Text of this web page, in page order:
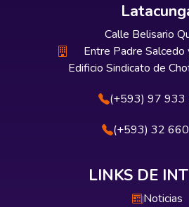
Calle Belisario
Entre Padre Salcedo
Edificio Sindicato de
(+593) 97 933
(+593) 32
LINKS DE
Noticias